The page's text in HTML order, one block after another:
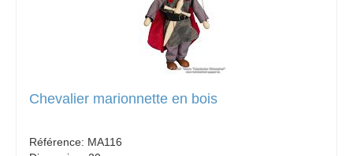
Chevalier marionnette en bois
Référence: MA116